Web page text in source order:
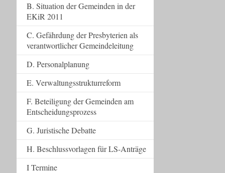
B. Situation der Gemeinden in der
EKiR 2011
C. Gefährdung der Presbyterien als
verantwortlicher Gemeindeleitung
D. Personalplanung
E. Verwaltungsstrukturreform
F. Beteiligung der Gemeinden am
Entscheidungsprozess
G. Juristische Debatte
H. Beschlussvorlagen für LS-Anträge
I Termine